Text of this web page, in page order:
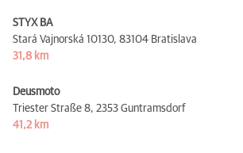
STYX BA
Stará Vajnorská 10130, 83104 Bratislava
31,8 km
Deusmoto
Triester Straße 8, 2353 Guntramsdorf
41,2 km